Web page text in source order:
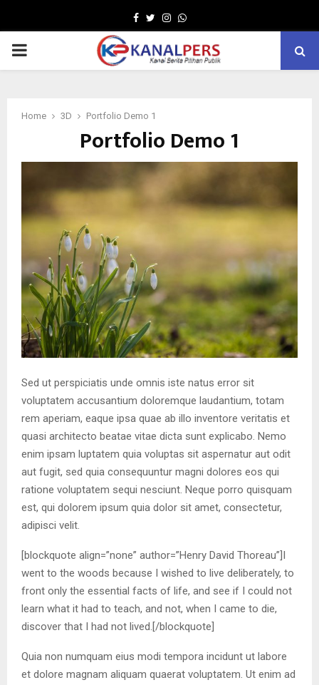
Facebook
TwitterInstagram
Whatsapp
PRIMARY
Home 3D Portfolio Demo 1
Portfolio Demo 1
Sed ut perspiciatis unde omnis iste natus error sit
voluptatem accusantium doloremque laudantium, totam
rem aperiam, eaque ipsa quae ab illo inventore veritatis et
quasi architecto beatae vitae dicta sunt explicabo. Nemo
enim ipsam luptatem quia voluptas sit aspernatur aut odit
aut fugit, sed quia consequuntur magni dolores eos qui
ratione voluptatem sequi nesciunt. Neque porro quisquam
est, qui dolorem ipsum quia dolor sit amet, consectetur,
adipisci velit.
[blockquote align=”none” author=”Henry David Thoreau”]I
went to the woods because I wished to live deliberately, to
front only the essential facts of life, and see if I could not
learn what it had to teach, and not, when I came to die,
discover that I had not lived.[/blockquote]
Quia non numquam eius modi tempora incidunt ut labore
et dolore magnam aliquam quaerat voluptatem. Ut enim ad